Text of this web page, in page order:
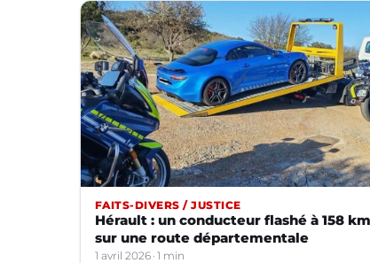
FAITS-DIVERS / JUSTICE
Hérault : un conducteur flashé à 158
sur une route départementale
1 avril 2026 1 min